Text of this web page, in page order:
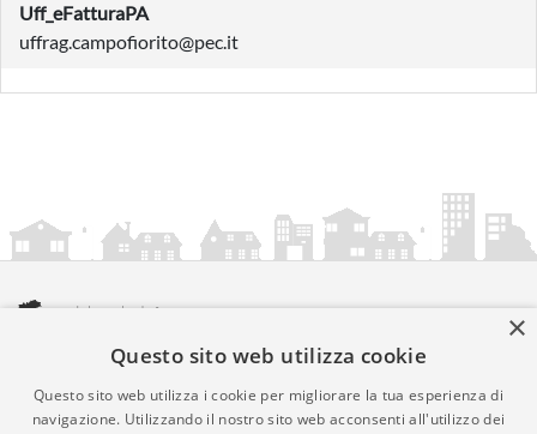
Uff_eFatturaPA
uffrag.campofiorito@pec.it
amministrazionicomunali.it è una iniziativa diartemedia.it
© Copyright MMXXIV - P.IVA 05400000724
Informazioni sul servizio |Informativa Privacy| Informativa
×
Questo sito web utilizza cookie
Questo sito web utilizza i cookie per migliorare la tua esperienza di
navigazione. Utilizzando il nostro sito web acconsenti all'utilizzo dei